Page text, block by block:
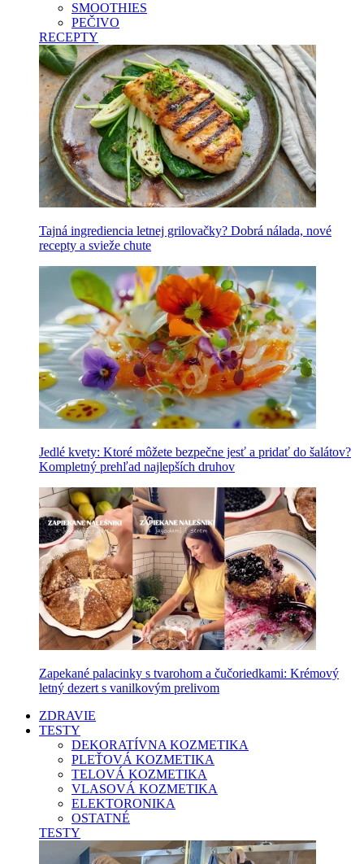
SMOOTHIES
PEČIVO
RECEPTY
Tajná ingrediencia letnej grilovačky? Dobrá nálada, nové
recepty a svieže chute
Jedlé kvety: Ktoré môžete bezpečne jesť a pridať do šalátov?
Kompletný prehľad najlepších druhov
Zapekané palacinky s tvarohom a čučoriedkami: Krémový
letný dezert s vanilkovým prelivom
ZDRAVIE
TESTY
DEKORATÍVNA KOZMETIKA
PLEŤOVÁ KOZMETIKA
TELOVÁ KOZMETIKA
VLASOVÁ KOZMETIKA
ELEKTORONIKA
OSTATNÉ
TESTY